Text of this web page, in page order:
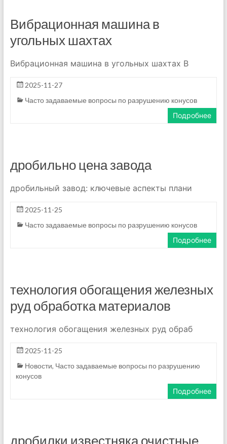
Вибрационная машина в
угольных шахтах
Вибрационная машина в угольных шахтах В
2025-11-27
Часто задаваемые вопросы по разрушению конусов
Подробнее
дробильно цена завода
дробильный завод: ключевые аспекты плани
2025-11-25
Часто задаваемые вопросы по разрушению конусов
Подробнее
технология обогащения железных
руд обработка материалов
технология обогащения железных руд обраб
2025-11-25
Новости, Часто задаваемые вопросы по разрушению
конусов
Подробнее
дробилки известняка очистные